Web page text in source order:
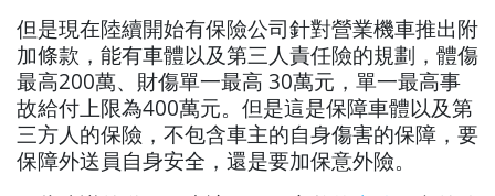
但是現在陸續開始有保險公司針對營業機車推出附
加條款，能有車體以及第三人責任險的規劃，體傷
最高200萬、財傷單一最高 30萬元，單一最高事
故給付上限為400萬元。但是這是保障車體以及第
三方人的保險，不包含車主的自身傷害的保障，要
保障外送員自身安全，還是要加保意外險。